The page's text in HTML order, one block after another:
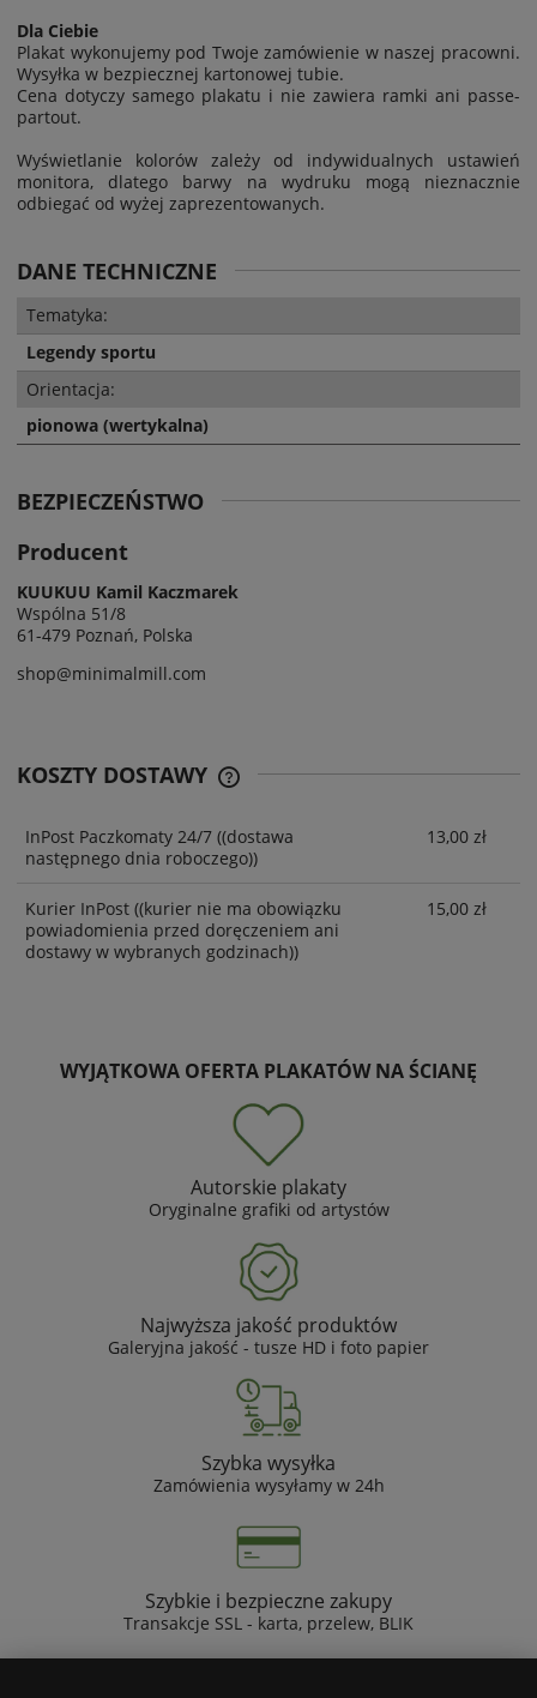
Dla Ciebie
Plakat wykonujemy pod Twoje zamówienie w naszej pracowni.
Wysyłka w bezpiecznej kartonowej tubie.
Cena dotyczy samego plakatu i nie zawiera ramki ani passe-
partout.
Wyświetlanie kolorów zależy od indywidualnych ustawień
monitora, dlatego barwy na wydruku mogą nieznacznie
odbiegać od wyżej zaprezentowanych.
DANE TECHNICZNE
Tematyka:
Legendy sportu
Orientacja:
pionowa (wertykalna)
BEZPIECZEŃSTWO
Producent
KUUKUU Kamil Kaczmarek
Wspólna 51/8
61-479 Poznań, Polska
shop@minimalmill.com
KOSZTY DOSTAWY
InPost Paczkomaty 24/7 ((dostawa
następnego dnia roboczego))
13,00 zł
Kurier InPost ((kurier nie ma obowiązku
powiadomienia przed doręczeniem ani
dostawy w wybranych godzinach))
15,00 zł
WYJĄTKOWA OFERTA PLAKATÓW NA ŚCIANĘ
Autorskie plakaty
Oryginalne grafiki od artystów
Najwyższa jakość produktów
Galeryjna jakość - tusze HD i foto papier
Szybka wysyłka
Zamówienia wysyłamy w 24h
Szybkie i bezpieczne zakupy
Transakcje SSL - karta, przelew, BLIK